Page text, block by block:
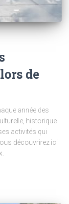
de
année des
historique
activités qui
découvrirez ici